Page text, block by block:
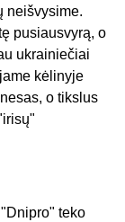
neišvysime.
pusiausvyrą, o
ukrainiečiai
kėlinyje
o tikslus
teko